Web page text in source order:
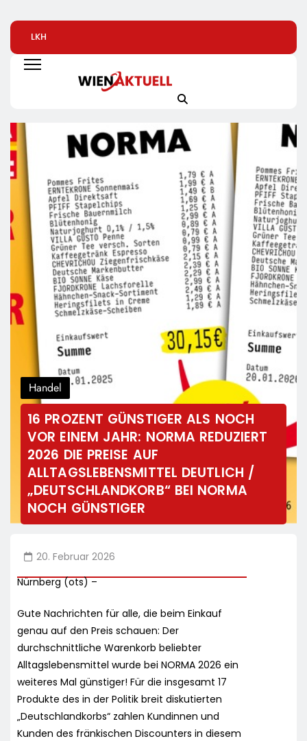
LKH
Krankenversicherung
Dreifach
Ausgezeichnet
Pizzeria: Gustavo
Innovationsprojekt
„Gustavomat“ An Den
Insolvenzen Sind
Handel
16 PROZENT GÜNSTIGER ALS NOCH
VOR EINEM JAHR: NORMA REDUZIERT
2026 DIE PREISE AUF
ALLTAGSLEBENSMITTEL DEUTLICH /
„DEUTSCHLANDKORB“ BEI NORMA
NOCH GÜNSTIGER
20. Februar 2026
Nürnberg (ots) –
Gute Nachrichten für alle, die beim Einkauf
genau auf den Preis schauen: Der
durchschnittliche Warenkorb beliebter
Alltagslebensmittel wurde bei NORMA 2026 ein
weiteres Mal günstiger! Für die insgesamt 17
Produkte des in der Politik breit diskutierten
„Deutschlandkorbs“ zahlen Kundinnen und
Kunden des fränkischen Discounters in diesem